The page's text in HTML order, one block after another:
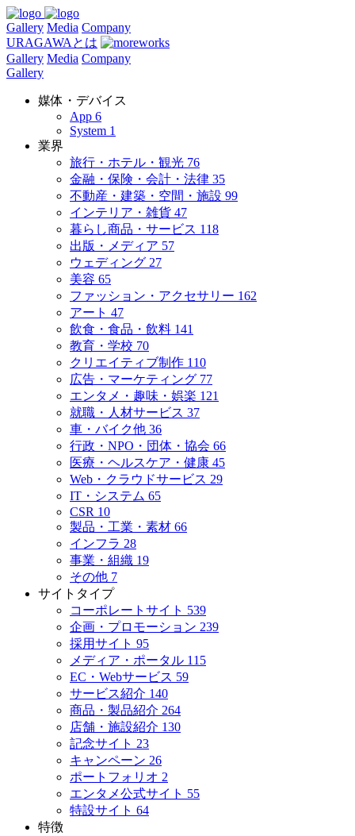
Gallery Media Company
URAGAWAとは
Gallery Media Company
Gallery
媒体・デバイス
App 6
System 1
業界
旅行・ホテル・観光 76
金融・保険・会計・法律 35
不動産・建築・空間・施設 99
インテリア・雑貨 47
暮らし商品・サービス 118
出版・メディア 57
ウェディング 27
美容 65
ファッション・アクセサリー 162
アート 47
飲食・食品・飲料 141
教育・学校 70
クリエイティブ制作 110
広告・マーケティング 77
エンタメ・趣味・娯楽 121
就職・人材サービス 37
車・バイク他 36
行政・NPO・団体・協会 66
医療・ヘルスケア・健康 45
Web・クラウドサービス 29
IT・システム 65
CSR 10
製品・工業・素材 66
インフラ 28
事業・組織 19
その他 7
サイトタイプ
コーポレートサイト 539
企画・プロモーション 239
採用サイト 95
メディア・ポータル 115
EC・Webサービス 59
サービス紹介 140
商品・製品紹介 264
店舗・施設紹介 130
記念サイト 23
キャンペーン 26
ポートフォリオ 2
エンタメ公式サイト 55
特設サイト 64
特徴